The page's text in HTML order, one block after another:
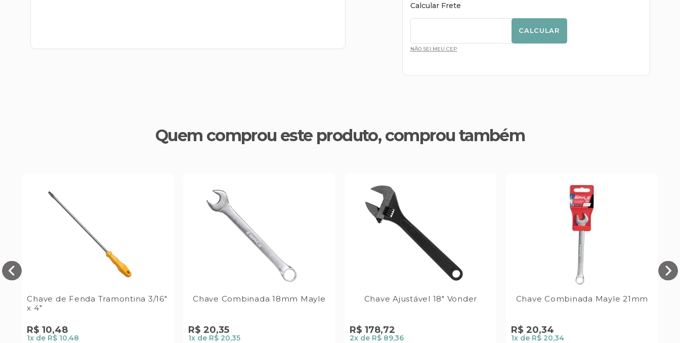
Calcular Frete
CALCULAR
NÃO SEI MEU CEP
Quem comprou este produto, comprou também
Chave de Fenda Tramontina 3/16"
x 4"
R$ 10,48
1x de R$ 10,48
Chave Combinada 18mm Mayle
R$ 20,35
1x de R$ 20,35
Chave Ajustável 18" Vonder
R$ 178,72
2x de R$ 89,36
Chave Combinada Mayle 21mm
R$ 20,34
1x de R$ 20,34